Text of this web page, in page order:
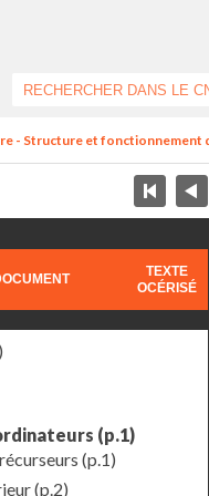
- Structure et fonctionnement
TEXTE
OCÉRISÉ
(p.1)
(p.1)
(p.2)